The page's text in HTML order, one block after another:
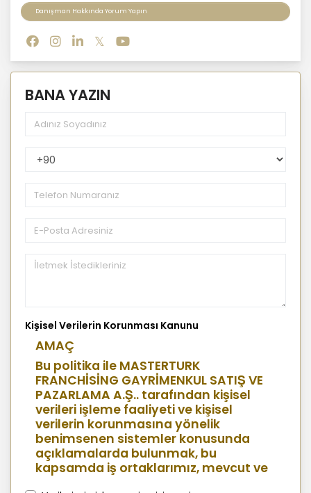
Danışman Hakkında Yorum Yapın
BANA YAZIN
PhoneNumberCountryPhoneCode
Kişisel Verilerin Korunması Kanunu
AMAÇ
Bu politika ile MASTERTURK
FRANCHİSİNG GAYRİMENKUL SATIŞ VE
PAZARLAMA A.Ş.. tarafından kişisel
verileri işleme faaliyeti ve kişisel
verilerin korunmasına yönelik
benimsenen sistemler konusunda
açıklamalarda bulunmak, bu
kapsamda iş ortaklarımız, mevcut ve